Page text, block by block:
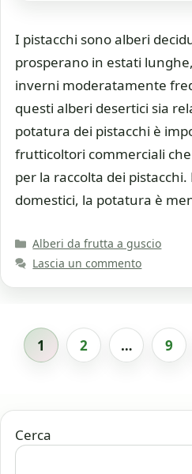
I pistacchi sono alberi
prosperano in estati
inverni moderatamente
questi alberi desertici sia
potatura dei pistacchi è
frutticoltori commerciali
per la raccolta dei
domestici, la potatura è
Categorie
Alberi da frutta a guscio
Lascia un commento
Pagina
1 Pagina
2 … 9
Cerca